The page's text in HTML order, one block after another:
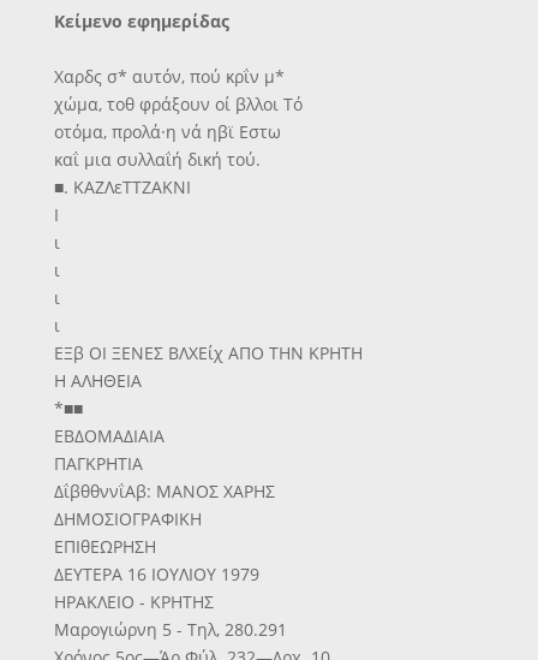
Κείμενο εφημερίδας
Χαρδς σ* αυτόν, πού κρΐν μ*
χώμα, τοθ φράξουν οί βλλοι Τό
οτόμα, προλά·η νά ηβϊ Εστω
καΐ μια συλλαΐή δική τού.
■. ΚΑΖΛεΤΤΖΑΚΝΙ
Ι
ι
ι
ι
ι
ΕΞβ ΟΙ ΞΕΝΕΣ ΒΛΧΕίχ ΑΠΟ ΤΗΝ ΚΡΗΤΗ
Η ΑΛΗΘΕΙΑ
*■■
ΕΒΔΟΜΑΔΙΑΙΑ
ΠΑΓΚΡΗΤΙΑ
ΔΐβθθννΐΑβ: ΜΑΝΟΣ ΧΑΡΗΣ
ΔΗΜΟΣΙΟΓΡΑΦΙΚΗ
ΕΠΙθΕΩΡΗΣΗ
ΔΕΥΤΕΡΑ 16 ΙΟΥΛΙΟΥ 1979
ΗΡΑΚΛΕΙΟ - ΚΡΗΤΗΣ
Μαρογιώρνη 5 - Τηλ, 280.291